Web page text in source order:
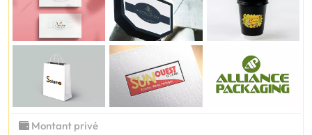
Montant privé